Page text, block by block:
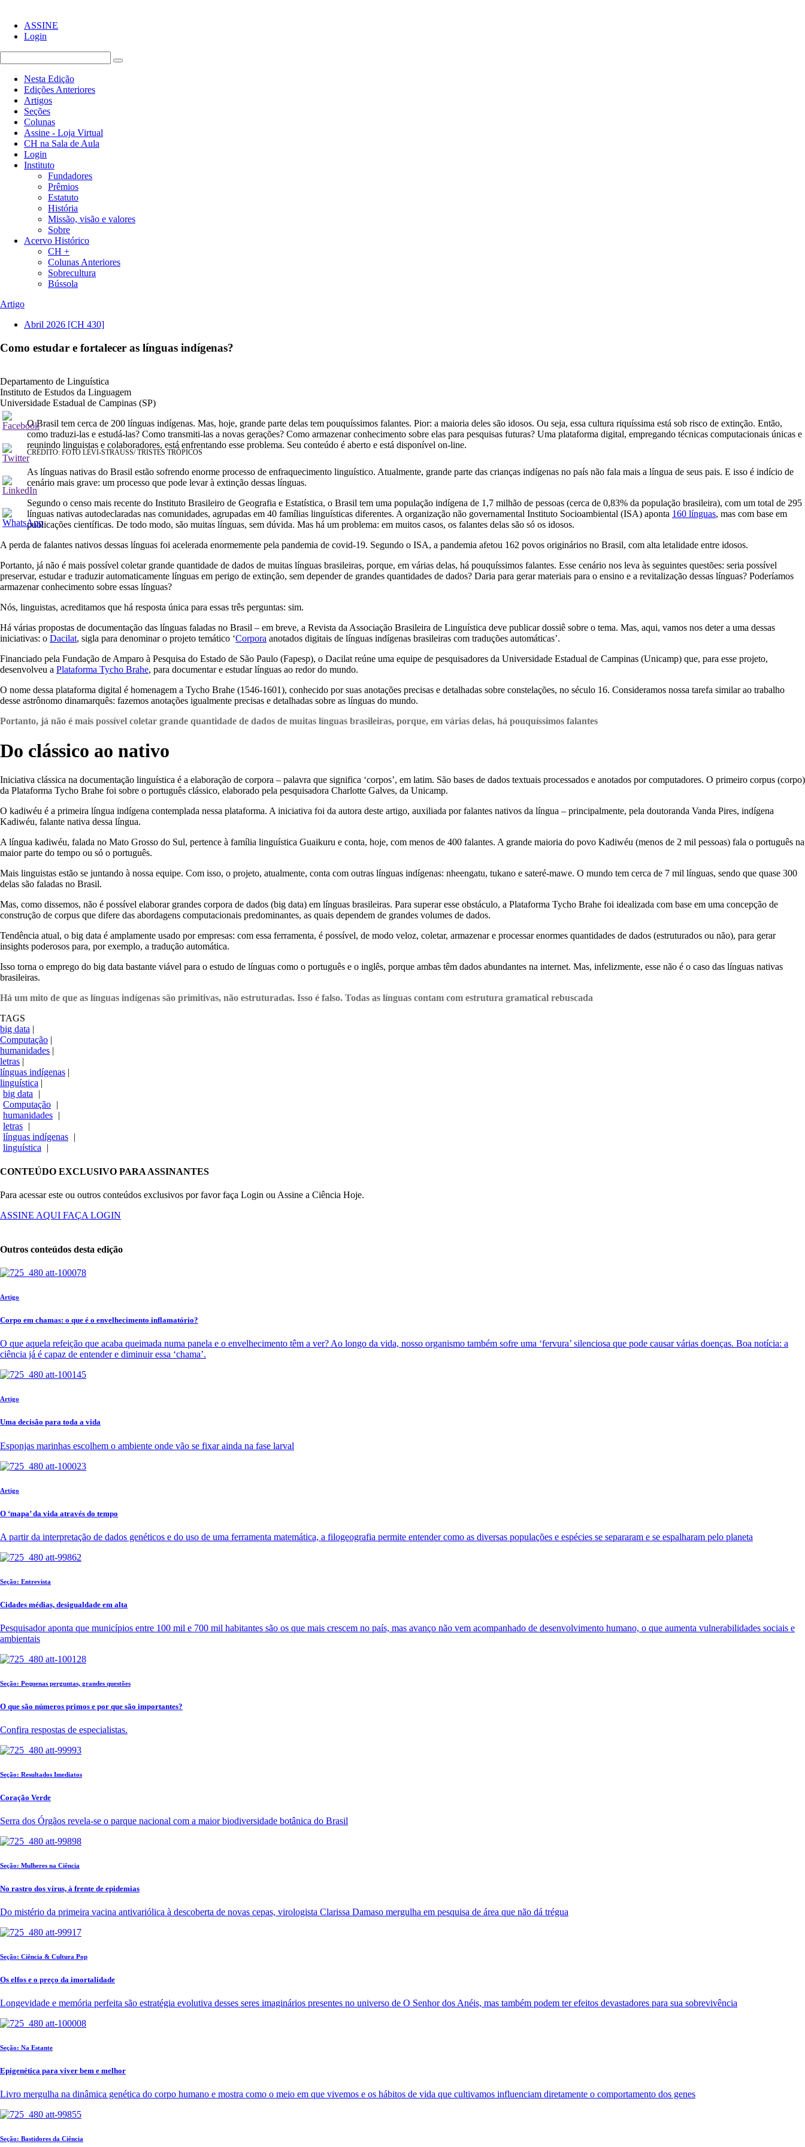
ASSINE
Login
Nesta Edição
Edições Anteriores
Artigos
Seções
Colunas
Assine - Loja Virtual
CH na Sala de Aula
Login
Instituto
Fundadores
Prêmios
Estatuto
História
Missão, visão e valores
Sobre
Acervo Histórico
CH +
Colunas Anteriores
Sobrecultura
Bússola
Artigo
Abril 2026 [CH 430]
Como estudar e fortalecer as línguas indígenas?
Departamento de Linguística
Instituto de Estudos da Linguagem
Universidade Estadual de Campinas (SP)
O Brasil tem cerca de 200 línguas indígenas. Mas, hoje, grande parte delas tem pouquíssimos falantes. Pior: a maioria deles são idosos. Ou seja, essa cultura riquíssima está sob risco de extinção. Então,
como traduzi-las e estudá-las? Como transmiti-las a novas gerações? Como armazenar conhecimento sobre elas para pesquisas futuras? Uma plataforma digital, empregando técnicas computacionais únicas e
reunindo linguistas e colaboradores, está enfrentando esse problema. Seu conteúdo é aberto e está disponível on-line.
CRÉDITO: FOTO LÉVI-STRAUSS/ TRISTES TRÓPICOS
As línguas nativas do Brasil estão sofrendo enorme processo de enfraquecimento linguístico. Atualmente, grande parte das crianças indígenas no país não fala mais a língua de seus pais. E isso é indício de
cenário mais grave: um processo que pode levar à extinção dessas línguas.
Segundo o censo mais recente do Instituto Brasileiro de Geografia e Estatística, o Brasil tem uma população indígena de 1,7 milhão de pessoas (cerca de 0,83% da população brasileira), com um total de 295
línguas nativas autodeclaradas nas comunidades, agrupadas em 40 famílias linguísticas diferentes. A organização não governamental Instituto Socioambiental (ISA) aponta 160 línguas, mas com base em
publicações científicas. De todo modo, são muitas línguas, sem dúvida. Mas há um problema: em muitos casos, os falantes delas são só os idosos.
A perda de falantes nativos dessas línguas foi acelerada enormemente pela pandemia de covid-19. Segundo o ISA, a pandemia afetou 162 povos originários no Brasil, com alta letalidade entre idosos.
Portanto, já não é mais possível coletar grande quantidade de dados de muitas línguas brasileiras, porque, em várias delas, há pouquíssimos falantes. Esse cenário nos leva às seguintes questões: seria possível
preservar, estudar e traduzir automaticamente línguas em perigo de extinção, sem depender de grandes quantidades de dados? Daria para gerar materiais para o ensino e a revitalização dessas línguas? Poderíamos
armazenar conhecimento sobre essas línguas?
Nós, linguistas, acreditamos que há resposta única para essas três perguntas: sim.
Há várias propostas de documentação das línguas faladas no Brasil – em breve, a Revista da Associação Brasileira de Linguística deve publicar dossiê sobre o tema. Mas, aqui, vamos nos deter a uma dessas
iniciativas: o Dacilat, sigla para denominar o projeto temático ‘Corpora anotados digitais de línguas indígenas brasileiras com traduções automáticas’.
Financiado pela Fundação de Amparo à Pesquisa do Estado de São Paulo (Fapesp), o Dacilat reúne uma equipe de pesquisadores da Universidade Estadual de Campinas (Unicamp) que, para esse projeto,
desenvolveu a Plataforma Tycho Brahe, para documentar e estudar línguas ao redor do mundo.
O nome dessa plataforma digital é homenagem a Tycho Brahe (1546-1601), conhecido por suas anotações precisas e detalhadas sobre constelações, no século 16. Consideramos nossa tarefa similar ao trabalho
desse astrônomo dinamarquês: fazemos anotações igualmente precisas e detalhadas sobre as línguas do mundo.
Portanto, já não é mais possível coletar grande quantidade de dados de muitas línguas brasileiras, porque, em várias delas, há pouquíssimos falantes
Do clássico ao nativo
Iniciativa clássica na documentação linguística é a elaboração de corpora – palavra que significa ‘corpos’, em latim. São bases de dados textuais processados e anotados por computadores. O primeiro corpus (corpo)
da Plataforma Tycho Brahe foi sobre o português clássico, elaborado pela pesquisadora Charlotte Galves, da Unicamp.
O kadiwéu é a primeira língua indígena contemplada nessa plataforma. A iniciativa foi da autora deste artigo, auxiliada por falantes nativos da língua – principalmente, pela doutoranda Vanda Pires, indígena
Kadiwéu, falante nativa dessa língua.
A língua kadiwéu, falada no Mato Grosso do Sul, pertence à família linguística Guaikuru e conta, hoje, com menos de 400 falantes. A grande maioria do povo Kadiwéu (menos de 2 mil pessoas) fala o português na
maior parte do tempo ou só o português.
Mais linguistas estão se juntando à nossa equipe. Com isso, o projeto, atualmente, conta com outras línguas indígenas: nheengatu, tukano e sateré-mawe. O mundo tem cerca de 7 mil línguas, sendo que quase 300
delas são faladas no Brasil.
Mas, como dissemos, não é possível elaborar grandes corpora de dados (big data) em línguas brasileiras. Para superar esse obstáculo, a Plataforma Tycho Brahe foi idealizada com base em uma concepção de
construção de corpus que difere das abordagens computacionais predominantes, as quais dependem de grandes volumes de dados.
Tendência atual, o big data é amplamente usado por empresas: com essa ferramenta, é possível, de modo veloz, coletar, armazenar e processar enormes quantidades de dados (estruturados ou não), para gerar
insights poderosos para, por exemplo, a tradução automática.
Isso torna o emprego do big data bastante viável para o estudo de línguas como o português e o inglês, porque ambas têm dados abundantes na internet. Mas, infelizmente, esse não é o caso das línguas nativas
brasileiras.
Há um mito de que as línguas indígenas são primitivas, não estruturadas. Isso é falso. Todas as línguas contam com estrutura gramatical rebuscada
TAGS
big data |
Computação |
humanidades |
letras |
línguas indígenas |
linguística |
big data
|
Computação |
humanidades |
letras |
línguas indígenas |
linguística
|
CONTEÚDO EXCLUSIVO PARA ASSINANTES
Para acessar este ou outros conteúdos exclusivos por favor faça Login ou Assine a Ciência Hoje.
ASSINE AQUI FAÇA LOGIN
Outros conteúdos desta edição
Artigo
Corpo em chamas: o que é o envelhecimento inflamatório?
O que aquela refeição que acaba queimada numa panela e o envelhecimento têm a ver? Ao longo da vida, nosso organismo também sofre uma ‘fervura’ silenciosa que pode causar várias doenças. Boa notícia: a
ciência já é capaz de entender e diminuir essa ‘chama’.
Artigo
Uma decisão para toda a vida
Esponjas marinhas escolhem o ambiente onde vão se fixar ainda na fase larval
Artigo
O ‘mapa’ da vida através do tempo
A partir da interpretação de dados genéticos e do uso de uma ferramenta matemática, a filogeografia permite entender como as diversas populações e espécies se separaram e se espalharam pelo planeta
Seção: Entrevista
Cidades médias, desigualdade em alta
Pesquisador aponta que municípios entre 100 mil e 700 mil habitantes são os que mais crescem no país, mas avanço não vem acompanhado de desenvolvimento humano, o que aumenta vulnerabilidades sociais e
ambientais
Seção: Pequenas perguntas, grandes questões
O que são números primos e por que são importantes?
Confira respostas de especialistas.
Seção: Resultados Imediatos
Coração Verde
Serra dos Órgãos revela-se o parque nacional com a maior biodiversidade botânica do Brasil
Seção: Mulheres na Ciência
No rastro dos vírus, à frente de epidemias
Do mistério da primeira vacina antivariólica à descoberta de novas cepas, virologista Clarissa Damaso mergulha em pesquisa de área que não dá trégua
Seção: Ciência & Cultura Pop
Os elfos e o preço da imortalidade
Longevidade e memória perfeita são estratégia evolutiva desses seres imaginários presentes no universo de O Senhor dos Anéis, mas também podem ter efeitos devastadores para sua sobrevivência
Seção: Na Estante
Epigenética para viver bem e melhor
Livro mergulha na dinâmica genética do corpo humano e mostra como o meio em que vivemos e os hábitos de vida que cultivamos influenciam diretamente o comportamento dos genes
Seção: Bastidores da Ciência